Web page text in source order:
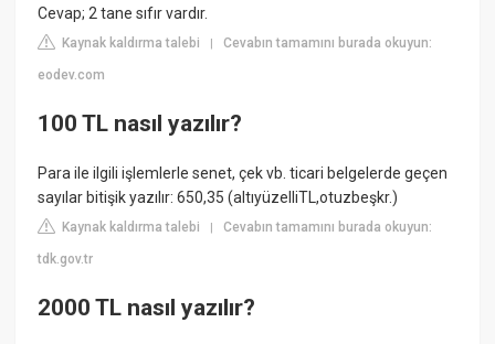
Cevap; 2 tane sıfır vardır.
Kaynak kaldırma talebi |Cevabın tamamını burada okuyun:
eodev.com
100 TL nasıl yazılır?
Para ile ilgili işlemlerle senet, çek vb. ticari belgelerde geçen
sayılar bitişik yazılır: 650,35 (altıyüzelliTL,otuzbeşkr.)
Kaynak kaldırma talebi |Cevabın tamamını burada okuyun:
tdk.gov.tr
2000 TL nasıl yazılır?